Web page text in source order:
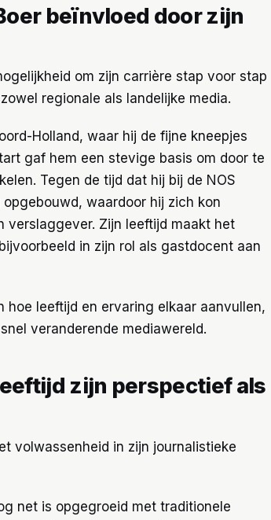
beïnvloed door zijn
om zijn carrière stap voor stap
regionale als landelijke media.
Holland, waar hij de fijne kneepjes
gaf hem een stevige basis om door te
Tegen de tijd dat hij bij de NOS
waardoor hij zich kon
verslaggever. Zijn leeftijd maakt het
in zijn rol als gastdocent aan
leeftijd en ervaring elkaar aanvullen,
veranderende mediawereld.
zijn perspectief als
volwassenheid in zijn journalistieke
net is opgegroeid met traditionele